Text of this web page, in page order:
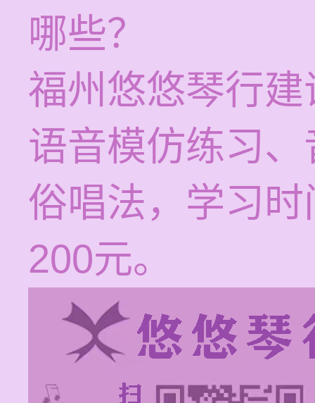
哪些？
福州悠悠琴行
语音模仿练习
俗唱法，学习
200元。